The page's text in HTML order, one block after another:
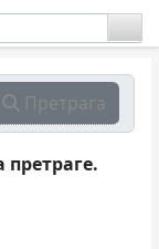
Претрага
претраге.